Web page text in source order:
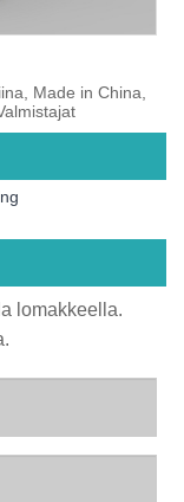
Made in China,
lomakkeella.